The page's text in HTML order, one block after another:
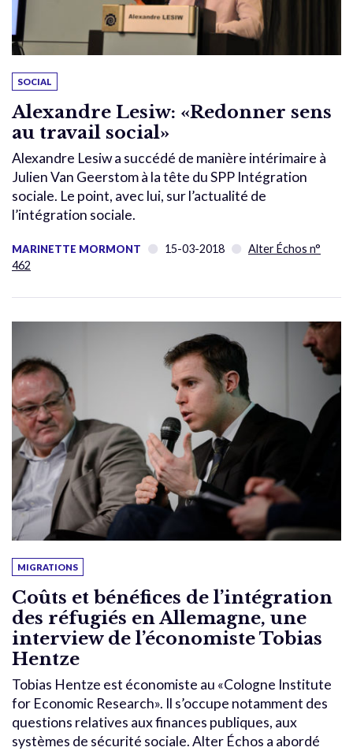
SOCIAL
Alexandre Lesiw: «Redonner sens
au travail social»
Alexandre Lesiw a succédé de manière intérimaire à
Julien Van Geerstom à la tête du SPP Intégration
sociale. Le point, avec lui, sur l’actualité de
l’intégration sociale.
MARINETTE MORMONT 15-03-2018
Alter Échos n°
462
MIGRATIONS
Coûts et bénéfices de l’intégration
des réfugiés en Allemagne, une
interview de l’économiste Tobias
Hentze
Tobias Hentze est économiste au «Cologne Institute
for Economic Research». Il s’occupe notamment des
questions relatives aux finances publiques, aux
systèmes de sécurité sociale. Alter Échos a abordé